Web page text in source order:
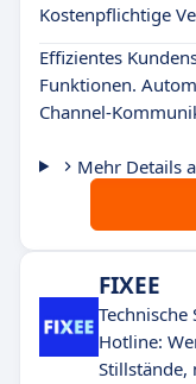
Kostenpflichtige
Effizientes
Funktionen.
Channel-
Mehr Details
FIXEE
Technische
Hotline:
Stillstände,